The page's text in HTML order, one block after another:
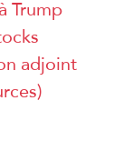
Trump
adjoint